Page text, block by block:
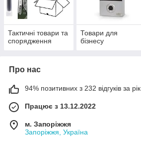
Тактичні товари та
спорядження
Товари для
бізнесу
Про нас
94% позитивних з 232 відгуків за рік
Працює з 13.12.2022
м. Запоріжжя
Запоріжжя, Україна